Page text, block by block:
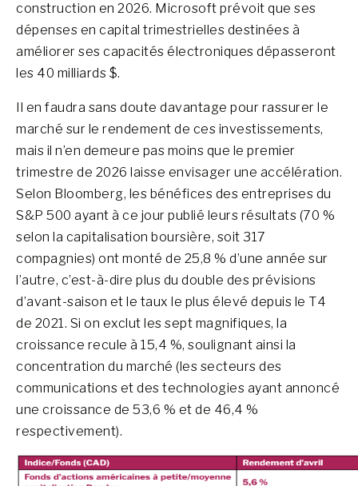
construction en 2026. Microsoft prévoit que ses
dépenses en capital trimestrielles destinées à
améliorer ses capacités électroniques dépasseront
les 40 milliards $.
Il en faudra sans doute davantage pour rassurer le
marché sur le rendement de ces investissements,
mais il n’en demeure pas moins que le premier
trimestre de 2026 laisse envisager une accélération.
Selon Bloomberg, les bénéfices des entreprises du
S&P 500 ayant à ce jour publié leurs résultats (70 %
selon la capitalisation boursière, soit 317
compagnies) ont monté de 25,8 % d’une année sur
l’autre, c’est-à-dire plus du double des prévisions
d’avant-saison et le taux le plus élevé depuis le T4
de 2021. Si on exclut les sept magnifiques, la
croissance recule à 15,4 %, soulignant ainsi la
concentration du marché (les secteurs des
communications et des technologies ayant annoncé
une croissance de 53,6 % et de 46,4 %
respectivement).